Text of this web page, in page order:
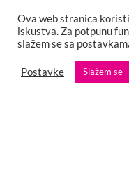
Copyright © 2013 - 2025 FBL
Ova web stranica
iskustva. Za potpunu
slažem se sa
Postavke Slažem se